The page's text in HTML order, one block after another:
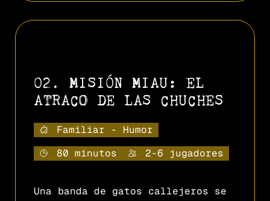
02. MISIÓN MIAU: EL
ATRACO DE LAS CHUCHES
Familiar - Humor
80 minutos
2-6 jugadores
Una banda de gatos callejeros se